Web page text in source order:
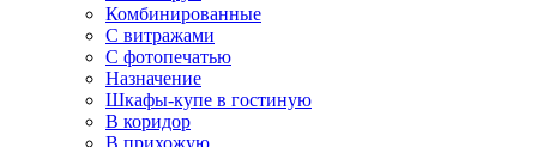
Комбинированные
С витражами
С фотопечатью
Назначение
Шкафы-купе в гостиную
В коридор
В прихожую